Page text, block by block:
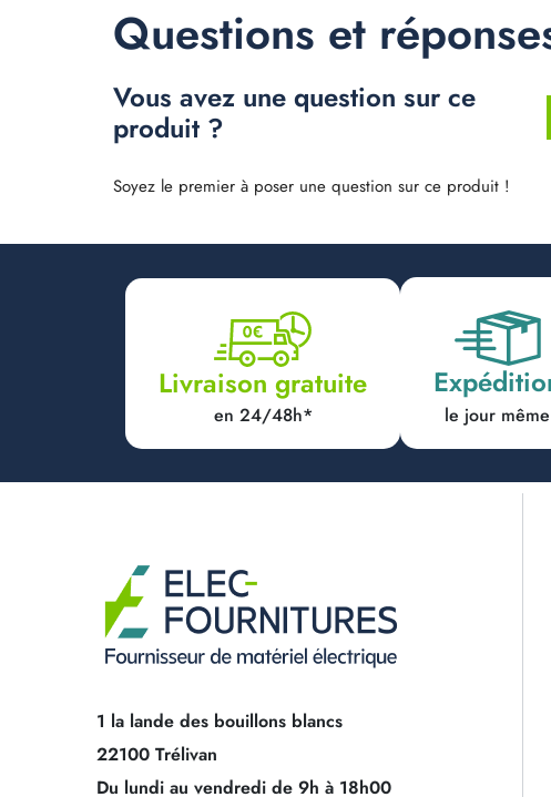
Questions et
Vous avez une question sur ce
produit ?
Soyez le premier à poser une question sur ce produit !
Livraison gratuite
en 24/48h* le jour même
1 la lande des bouillons blancs
22100 Trélivan
Du lundi au vendredi de 9h à 18h00